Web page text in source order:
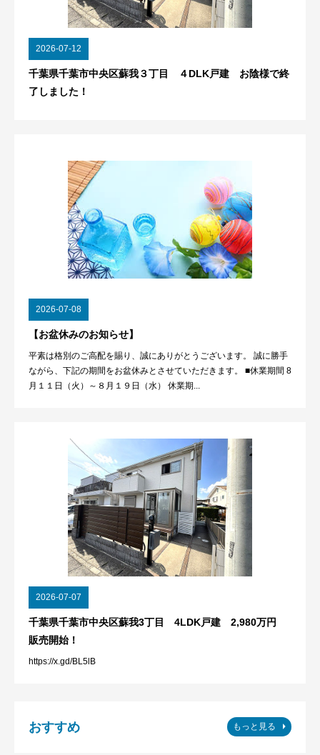
2026-07-12
千葉県千葉市中央区蘇我３丁目 ４DLK戸建 お陰様で終
了しました！
2026-07-08
【お盆休みのお知らせ】
平素は格別のご高配を賜り、誠にありがとうございます。 誠に勝手
ながら、下記の期間をお盆休みとさせていただきます。 ■休業期間 8
月１１日（火）～８月１９日（水） 休業期...
2026-07-07
千葉県千葉市中央区蘇我3丁目 4LDK戸建 2,980万円
販売開始！
https://x.gd/BL5lB
おすすめ もっと見る